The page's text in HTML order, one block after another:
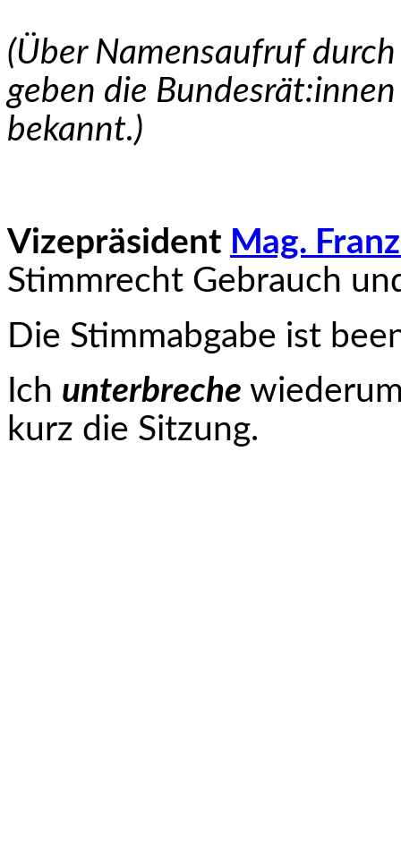
(Über Namensaufruf
geben die
bekannt.)
Vizepräsident Mag.
Stimmrecht Gebrauch
Die Stimmabgabe ist
Ich unterbreche
kurz die Sitzung.